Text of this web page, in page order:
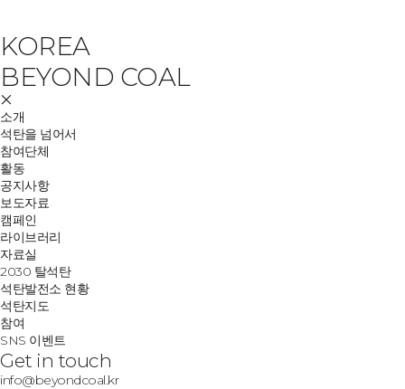
KOREA
BEYOND COAL
소개
석탄을 넘어서
참여단체
활동
공지사항
보도자료
캠페인
라이브러리
자료실
2030 탈석탄
석탄발전소 현황
석탄지도
참여
SNS 이벤트
Get in touch
info@beyondcoal.kr